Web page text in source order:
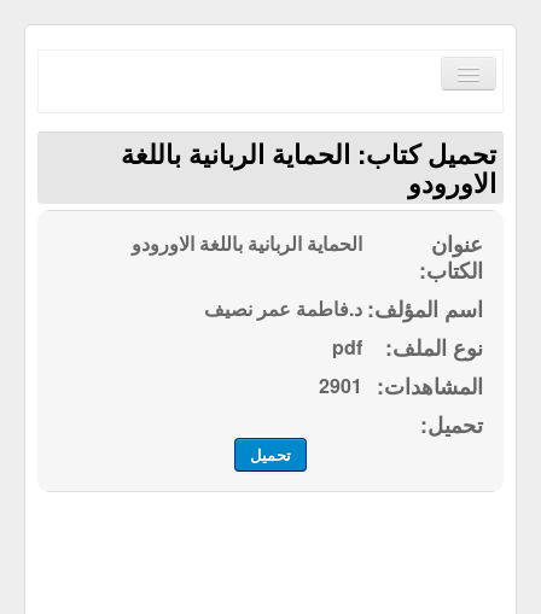
Toggle
Navigation
الصفحة الرئيسية
مكتبة القرآن الكريم
سياسة الموقع
تحميل كتاب: الحماية الربانية باللغة
الاورودو
الحماية الربانية باللغة الاورودو
د.فاطمة عمر نصيف
pdf
2901
تحميل